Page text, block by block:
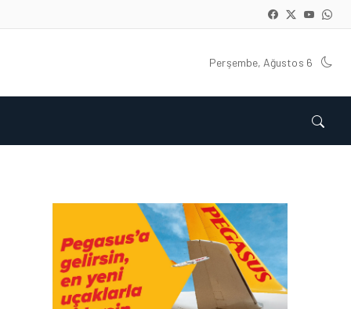
Perşembe, Ağustos 6